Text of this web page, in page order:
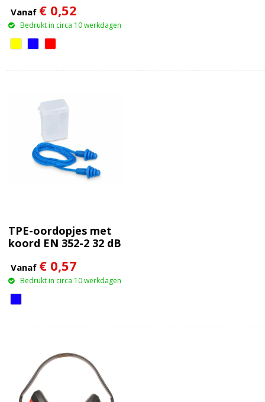
Vanaf € 0,52
Bedrukt in circa 10 werkdagen
TPE-oordopjes met
koord EN 352-2 32 dB
Vanaf € 0,57
Bedrukt in circa 10 werkdagen